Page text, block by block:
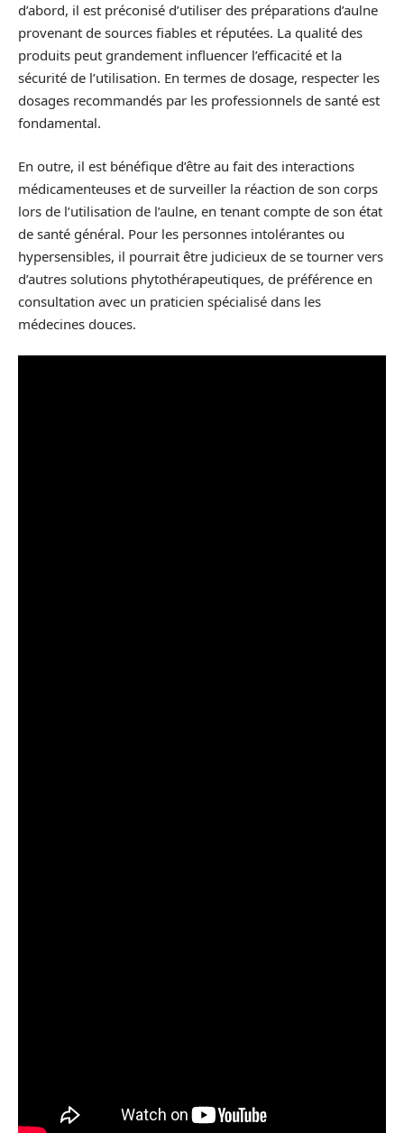
d’abord, il est préconisé d’utiliser des préparations d’aulne
provenant de sources fiables et réputées. La qualité des
produits peut grandement influencer l’efficacité et la
sécurité de l’utilisation. En termes de dosage, respecter les
dosages recommandés par les professionnels de santé est
fondamental.
En outre, il est bénéfique d’être au fait des interactions
médicamenteuses et de surveiller la réaction de son corps
lors de l’utilisation de l’aulne, en tenant compte de son état
de santé général. Pour les personnes intolérantes ou
hypersensibles, il pourrait être judicieux de se tourner vers
d’autres solutions phytothérapeutiques, de préférence en
consultation avec un praticien spécialisé dans les
médecines douces.